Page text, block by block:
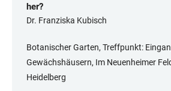
her?
Dr. Franziska Kubisch
Botanischer Garten, Treffpunkt:
Gewächshäusern, Im Neuenheimer
Heidelberg